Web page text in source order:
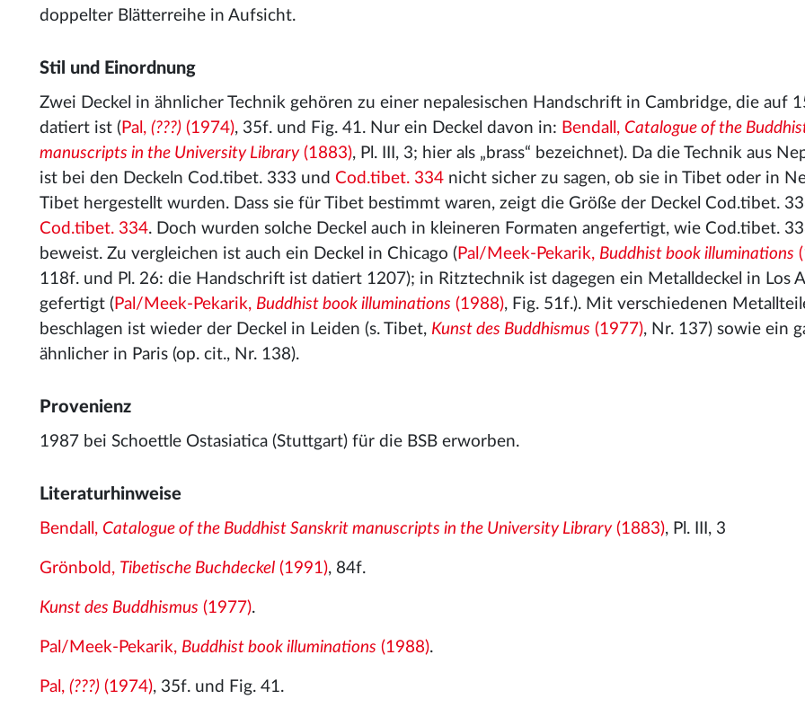
doppelter Blätterreihe in Aufsicht.
Stil und Einordnung
Zwei Deckel in ähnlicher Technik gehören zu einer nepalesischen Handschrift in Cambridge, die auf
datiert ist ( Pal, (???) (1974), 35f. und Fig. 41. Nur ein Deckel davon in: Bendall, Catalogue of the
manuscripts in the University Library(1883), Pl. III, 3; hier als „brass“ bezeichnet). Da die Technik aus
ist bei den Deckeln Cod.tibet. 333 und Cod.tibet. 334 nicht sicher zu sagen, ob sie in Tibet oder in
Tibet hergestellt wurden. Dass sie für Tibet bestimmt waren, zeigt die Größe der Deckel Cod.tibet.
Cod.tibet. 334. Doch wurden solche Deckel auch in kleineren Formaten angefertigt, wie Cod.tibet.
beweist. Zu vergleichen ist auch ein Deckel in Chicago ( Pal/Meek-Pekarik, Buddhist book illuminations
118f. und Pl. 26: die Handschrift ist datiert 1207); in Ritztechnik ist dagegen ein Metalldeckel in Los
gefertigt ( Pal/Meek-Pekarik, Buddhist book illuminations (1988), Fig. 51f.). Mit verschiedenen
beschlagen ist wieder der Deckel in Leiden (s. Tibet, Kunst des Buddhismus (1977), Nr. 137) sowie ein
ähnlicher in Paris (op. cit., Nr. 138).
Provenienz
1987 bei Schoettle Ostasiatica (Stuttgart) für die BSB erworben.
Literaturhinweise
Bendall, Catalogue of the Buddhist Sanskrit manuscripts in the University Library(1883), Pl. III, 3
Grönbold, Tibetische Buchdeckel (1991), 84f.
Kunst des Buddhismus (1977).
Pal/Meek-Pekarik, Buddhist book illuminations (1988).
Pal, (???) (1974), 35f. und Fig. 41.